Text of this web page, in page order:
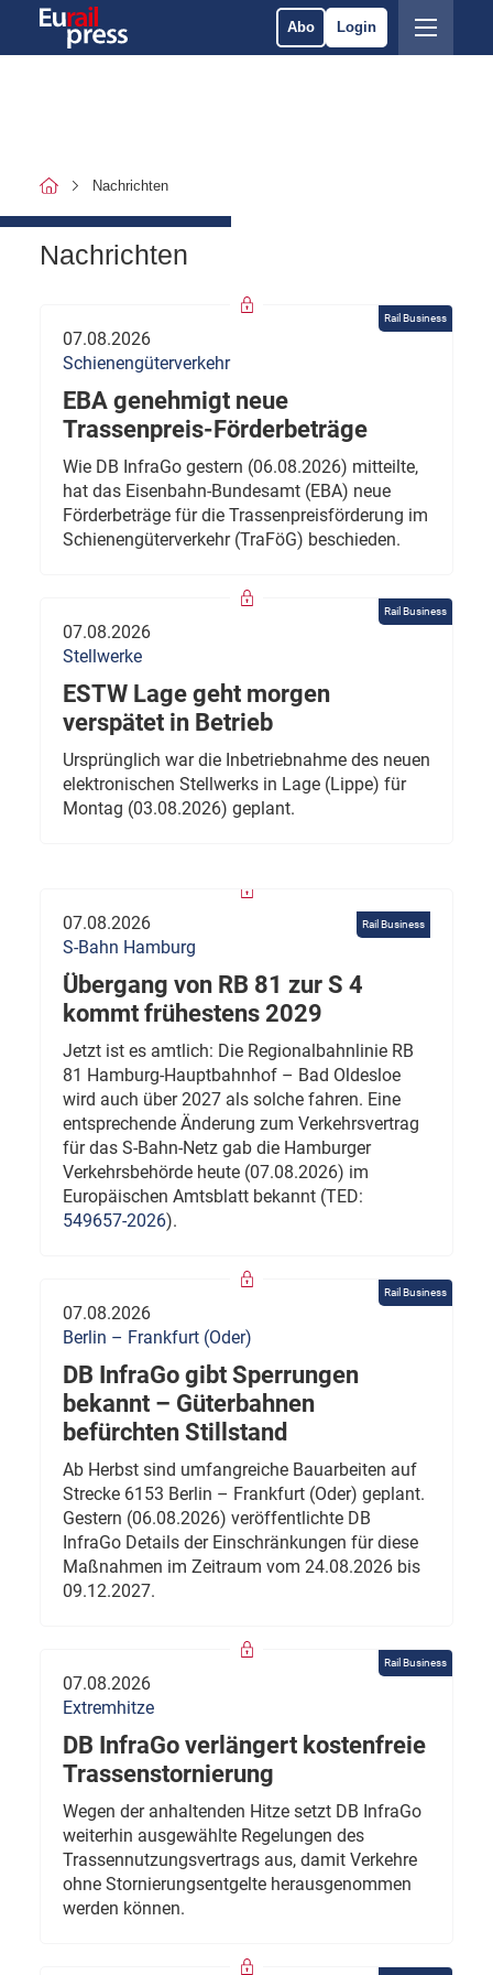
Abo Login
Nachrichten
Nachrichten
Rail Business
07.08.2026
Schienengüterverkehr
EBA genehmigt neue
Trassenpreis-Förderbeträge
Wie DB InfraGo gestern (06.08.2026) mitteilte,
hat das Eisenbahn-Bundesamt (EBA) neue
Förderbeträge für die Trassenpreisförderung im
Schienengüterverkehr (TraFöG) beschieden.
Rail Business
07.08.2026
Stellwerke
ESTW Lage geht morgen
verspätet in Betrieb
Ursprünglich war die Inbetriebnahme des neuen
elektronischen Stellwerks in Lage (Lippe) für
Montag (03.08.2026) geplant.
Rail Business
07.08.2026
S-Bahn Hamburg
Übergang von RB 81 zur S 4
kommt frühestens 2029
Jetzt ist es amtlich: Die Regionalbahnlinie RB
81 Hamburg-Hauptbahnhof – Bad Oldesloe
wird auch über 2027 als solche fahren. Eine
entsprechende Änderung zum Verkehrsvertrag
für das S-Bahn-Netz gab die Hamburger
Verkehrsbehörde heute (07.08.2026) im
Europäischen Amtsblatt bekannt (TED:
549657-2026).
Rail Business
07.08.2026
Berlin – Frankfurt (Oder)
DB InfraGo gibt Sperrungen
bekannt – Güterbahnen
befürchten Stillstand
Ab Herbst sind umfangreiche Bauarbeiten auf
Strecke 6153 Berlin – Frankfurt (Oder) geplant.
Gestern (06.08.2026) veröffentlichte DB
InfraGo Details der Einschränkungen für diese
Maßnahmen im Zeitraum vom 24.08.2026 bis
09.12.2027.
Rail Business
07.08.2026
Extremhitze
DB InfraGo verlängert kostenfreie
Trassenstornierung
Wegen der anhaltenden Hitze setzt DB InfraGo
weiterhin ausgewählte Regelungen des
Trassennutzungsvertrags aus, damit Verkehre
ohne Stornierungsentgelte herausgenommen
werden können.